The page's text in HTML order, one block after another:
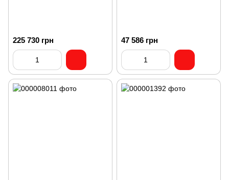
225 730 грн 47 586 грн